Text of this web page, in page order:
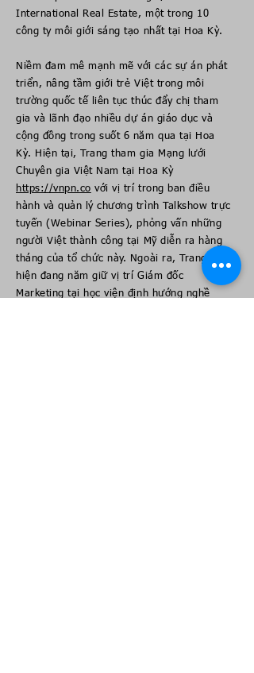
International Real Estate, một trong 10
công ty môi giới sáng tạo nhất tại Hoa Kỳ.
Niềm đam mê mạnh mẽ với các sự án phát
triển, nâng tầm giới trẻ Việt trong môi
trường quốc tế liên tục thúc đẩy chị tham
gia và lãnh đạo nhiều dự án giáo dục và
cộng đồng trong suốt 6 năm qua tại Hoa
Kỳ. Hiện tại, Trang tham gia Mạng lưới
Chuyên gia Việt Nam tại Hoa Kỳ
https://vnpn.co với vị trí trong ban điều
hành và quản lý chương trình Talkshow trực
tuyến (Webinar Series), phỏng vấn những
người Việt thành công tại Mỹ diễn ra hàng
tháng của tổ chức này. Ngoài ra, Trang
hiện đang năm giữ vị trí Giám đốc
Marketing tại học viện định hướng nghề